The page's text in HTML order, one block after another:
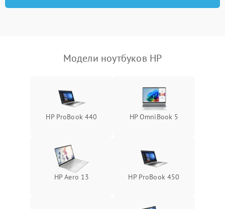
неисправности кулера
пропадание диска
оперативной памяти:
вылеты приложений,
Подробнее →
Модели ноутбуков HP
HP ProBook 440 HP OmniBook 5
HP Aero 13 HP ProBook 450